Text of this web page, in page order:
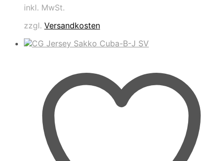
auf.
Die
auf
der
Produktseite
inkl. MwSt.
zzgl. Versandkosten